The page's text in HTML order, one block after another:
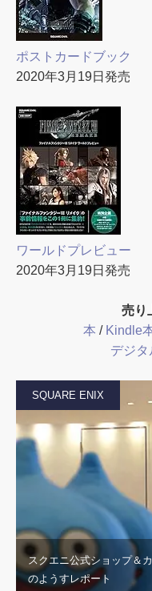
ポストカードブック
2020年3月19日発売
ワールドプレビュー
2020年3月19日発売
売り
本 / Kindle
デジタ
SQUARE ENIX
スクエニ公式ショップ＆
のようすレポート